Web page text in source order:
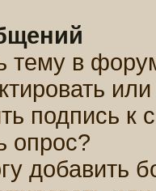
тему в
подпись
опрос?
добавить